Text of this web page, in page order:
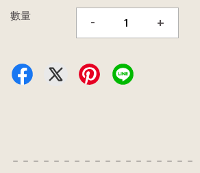
數量 - +
－－－－－－－－－－－－－－－－－－